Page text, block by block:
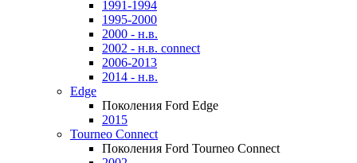
1991-1994
1995-2000
2000 - н.в.
2002 - н.в. connect
2006-2013
2014 - н.в.
Edge
Поколения Ford Edge
2015
Tourneo Connect
Поколения Ford Tourneo Connect